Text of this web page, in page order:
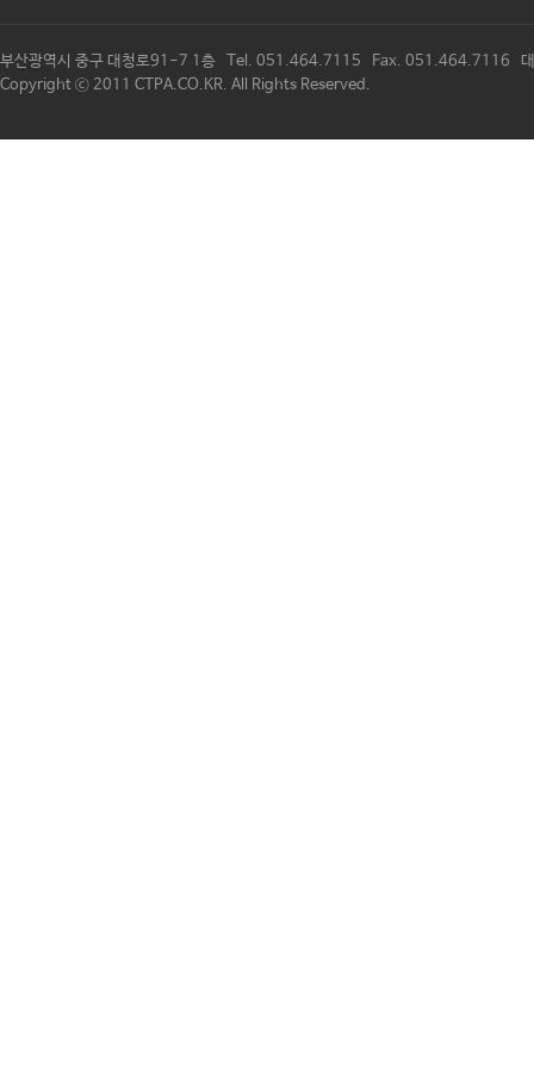
부산광역시 중구 대청로91-7 1층 Tel. 051.464.7115 Fax. 051.464.7116
Copyright ⓒ 2011 CTPA.CO.KR. All Rights Reserved.